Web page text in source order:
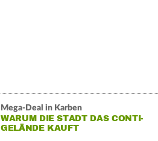
Mega-Deal in Karben
WARUM DIE STADT DAS CONTI-
GELÄNDE KAUFT